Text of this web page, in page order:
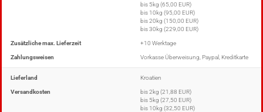
bis 5kg (65,00 EUR)
bis 10kg (95,00 EUR)
bis 20kg (150,00 EUR)
bis 30kg (229,00 EUR)
Zusätzliche max. Lieferzeit +10 Werktage
Zahlungsweisen Vorkasse Überweisung, Paypal, Kreditkarte
Lieferland Kroatien
Versandkosten
bis 2kg (21,88 EUR)
bis 5kg (27,50 EUR)
bis 10kg (32,50 EUR)